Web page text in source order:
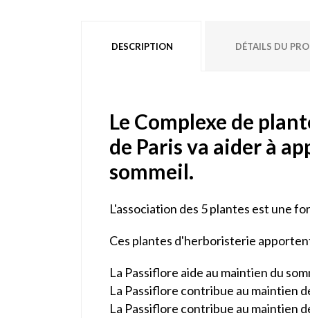
DESCRIPTION DÉTAILS DU
Le Complexe de
de Paris va aider à
sommeil.
L'association des 5 plantes est une
Ces plantes d'herboristerie
La Passiflore aide au maintien du
La Passiflore contribue au maintien
La Passiflore contribue au maintien